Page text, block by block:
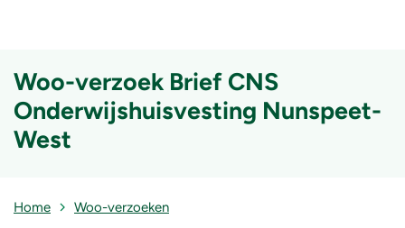
Woo-verzoek Brief CNS
Onderwijshuisvesting Nunspeet-
West
Home
Woo-verzoeken